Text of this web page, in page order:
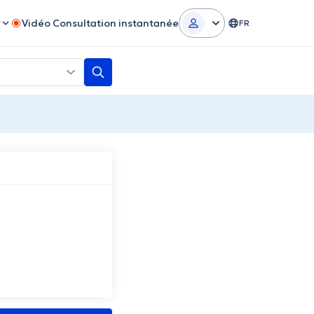
Vidéo Consultation instantanée FR